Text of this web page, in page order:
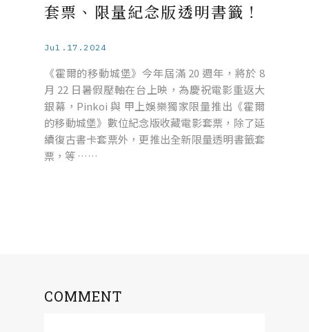
套票、限量紀念版透明書籤！
Jul.17.2024
《霍爾的移動城堡》今年屆滿 20 週年，將於 8
月 22 日暑假壓軸在台上映，為慶祝電影重返大
銀幕，Pinkoi 與 甲上娛樂獨家限量推出《霍爾
的移動城堡》數位紀念版收藏電影套票，除了延
續復古書卡套票外，更推出全新限量透明書籤套
票，等 ……
COMMENT